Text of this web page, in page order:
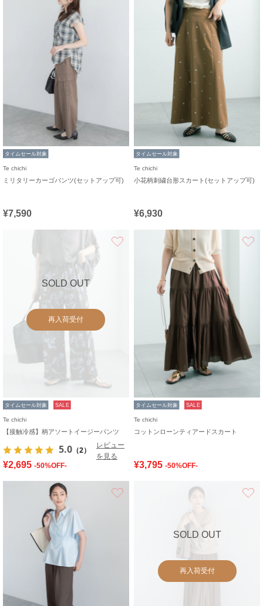
タイムセール対象
Te chichi
ミリタリーカーゴパンツ(セットアップ可)
¥7,590
タイムセール対象
Te chichi
小花柄刺繍台形スカート(セットアップ可)
¥6,930
SOLD OUT
再入荷受付
タイムセール対象 SALE
Te chichi
【接触冷感】柄アソートイージーパンツ
5.0 （2）
レビュー
を見る
¥2,695 -50%OFF-
タイムセール対象 SALE
Te chichi
コットンローンティアードスカート
¥3,795 -50%OFF-
SOLD OUT
再入荷受付